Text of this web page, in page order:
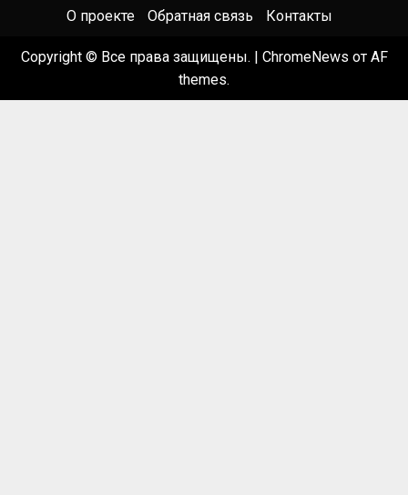
О проекте Обратная связь Контакты
Copyright © Все права защищены. ChromeNews от AF
themes.